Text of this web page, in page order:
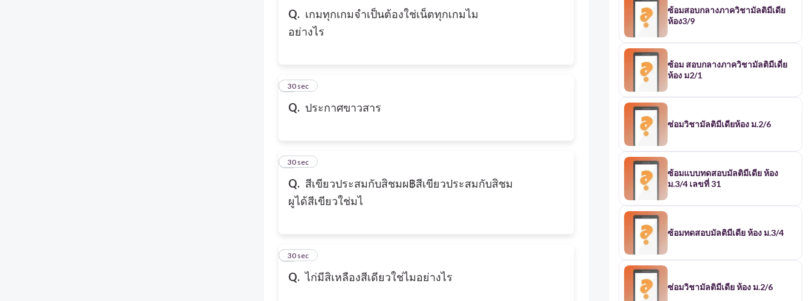
Q. เกมทุกเกมจำเป็นต้องใช่เน็ตทุกเกมไม
อย่างไร
Q. ประกาศขาวสาร
3
30 sec
Q. สีเขียวประสมกับสิชมผ฿สีเขียวประสมกับสิชม
ผูได้สีเขียวใช่มไ
4
30 sec
Q. ไก่มีสิเหลืองสีเดียวใช่ไมอย่างไร
5
30 sec
ซ้อมสอบกลางภาควิชามัลติมีเดีย
ห้อง3/9
ซ้อม สอบกลางภาควิชามัลติมีเดี่ย
ห้อง ม2/1
ซ่อมวิชามัลติมีเดียห้อง ม.2/6
ซ้อมแบบทดสอบมัลติมีเดีย ห้อง
ม.3/4 เลขที่ 31
ซ้อมทดสอบมัลติมีเดีย ห้อง ม.3/4
ซ่อมวิชามัลติมีเดีย ห้อง ม.2/6